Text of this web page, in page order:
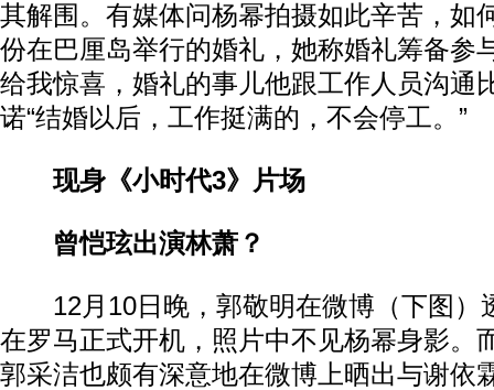
其解围。有媒体问杨幂拍摄如此辛苦，如
份在巴厘岛举行的婚礼，她称婚礼筹备参
给我惊喜，婚礼的事儿他跟工作人员沟通
诺“结婚以后，工作挺满的，不会停工。”
现身《小时代3》片场
曾恺玹出演林萧？
12月10日晚，郭敬明在微博（下图）
在罗马正式开机，照片中不见杨幂身影。
郭采洁也颇有深意地在微博上晒出与谢依